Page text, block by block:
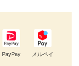
PayPay メルペイ